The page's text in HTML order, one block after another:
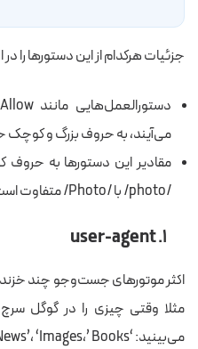
جزئیات هرکدام از این دستورها را
می‌آیند، به حروف بزرگ و
مقادیر این دستورها به
/photo/ با /Photo/ متفاوت است.
۱. user-agent
اکثر موتورهای جست‌وجو چند
مثلا وقتی چیزی را در گوگل
می‌بینید: ‘News’، ‘Images،’ Books’ و غیره.